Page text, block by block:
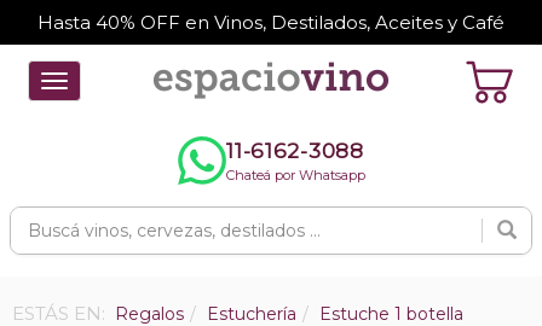
Hasta 40% OFF en Vinos, Destilados, Aceites y Café
Toggle
navigation
11-6162-3088
Chateá por Whatsapp
ESTÁS EN: Regalos Estuchería
Estuche 1 botella